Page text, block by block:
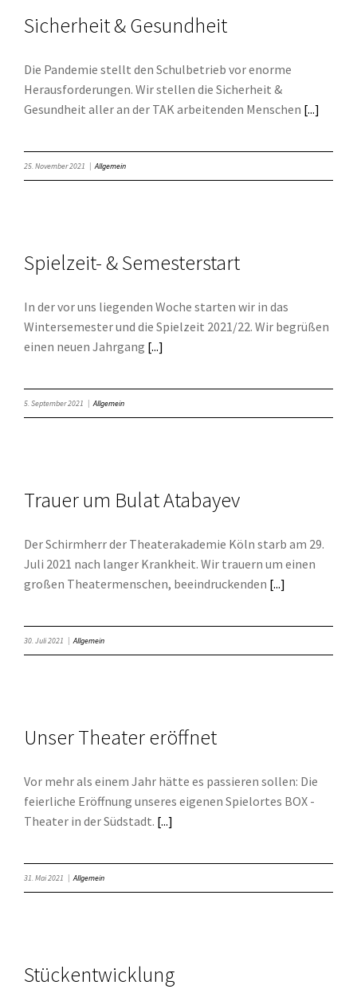
Sicherheit & Gesundheit
Die Pandemie stellt den Schulbetrieb vor enorme
Herausforderungen. Wir stellen die Sicherheit &
Gesundheit aller an der TAK arbeitenden Menschen [...]
25. November 2021 Allgemein
Spielzeit- & Semesterstart
In der vor uns liegenden Woche starten wir in das
Wintersemester und die Spielzeit 2021/22. Wir begrüßen
einen neuen Jahrgang [...]
5. September 2021 Allgemein
Trauer um Bulat Atabayev
Der Schirmherr der Theaterakademie Köln starb am 29.
Juli 2021 nach langer Krankheit. Wir trauern um einen
großen Theatermenschen, beeindruckenden [...]
30. Juli 2021 Allgemein
Unser Theater eröffnet
Vor mehr als einem Jahr hätte es passieren sollen: Die
feierliche Eröffnung unseres eigenen Spielortes BOX -
Theater in der Südstadt. [...]
31. Mai 2021 Allgemein
Stückentwicklung